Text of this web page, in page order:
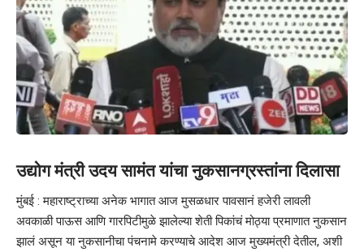
उद्योग मंत्री उदय सामंत यांचा नुकसानग्रस्तांना दिलासा
मुंबई : महाराष्ट्राच्या अनेक भागात आज मुसळधार पावसानं हजेरी लावली
अवकाळी पाऊस आणि गारपिटीमुळे झालेल्या शेती पिकांचं मोठ्या प्रमाणात नुकसान
झालं असून या नुकसानीचा पंचनामे करण्याचे आदेश आज मुख्यमंत्री देतील, अशी